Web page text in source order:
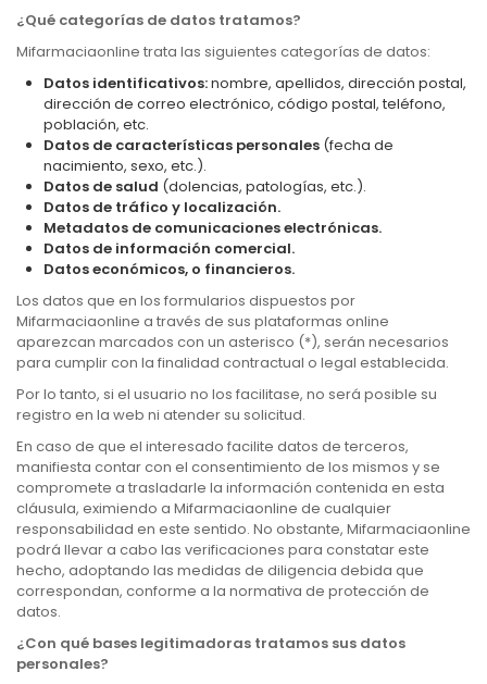
¿Qué categorías de datos tratamos?
Mifarmaciaonline trata las siguientes categorías de datos:
Datos identificativos:nombre, apellidos, dirección postal,
dirección de correo electrónico, código postal, teléfono,
población, etc.
Datos de características personales (fecha de
nacimiento, sexo, etc.).
Datos de salud (dolencias, patologías, etc.).
Datos de tráfico y localización.
Metadatos de comunicaciones electrónicas.
Datos de información comercial.
Datos económicos, o financieros.
Los datos que en los formularios dispuestos por
Mifarmaciaonline a través de sus plataformas online
aparezcan marcados con un asterisco (*), serán necesarios
para cumplir con la finalidad contractual o legal establecida.
Por lo tanto, si el usuario no los facilitase, no será posible su
registro en la web ni atender su solicitud.
En caso de que el interesado facilite datos de terceros,
manifiesta contar con el consentimiento de los mismos y se
compromete a trasladarle la información contenida en esta
cláusula, eximiendo a Mifarmaciaonline de cualquier
responsabilidad en este sentido. No obstante, Mifarmaciaonline
podrá llevar a cabo las verificaciones para constatar este
hecho, adoptando las medidas de diligencia debida que
correspondan, conforme a la normativa de protección de
datos.
¿Con qué bases legitimadoras tratamos sus datos
personales?